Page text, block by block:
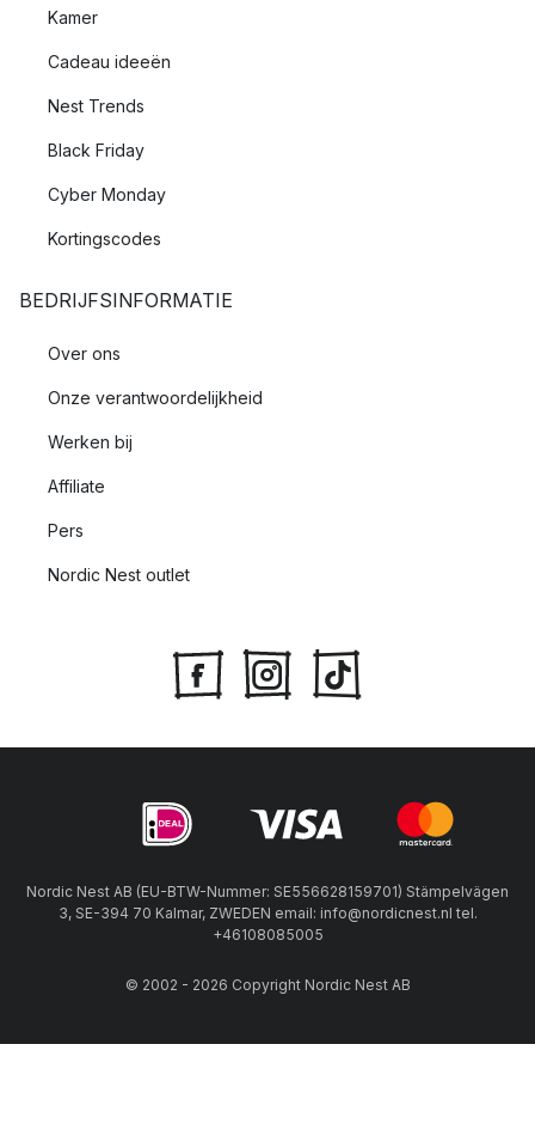
Kamer
Cadeau ideeën
Nest Trends
Black Friday
Cyber Monday
Kortingscodes
BEDRIJFSINFORMATIE
Over ons
Onze verantwoordelijkheid
Werken bij
Affiliate
Pers
Nordic Nest outlet
Nordic Nest AB (EU-BTW-Nummer: SE556628159701) Stämpelvägen
3, SE-394 70 Kalmar, ZWEDEN email: info@nordicnest.nl tel.
+46108085005
© 2002 - 2026 Copyright Nordic Nest AB